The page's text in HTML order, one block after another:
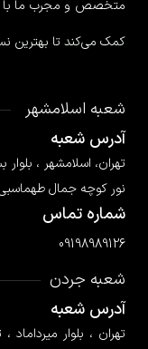
متخصص و مجرب ما با
کمک می‌کند تا بهترین
شعبه اسلامشهر
آدرس شعبه
تهران، اسلامشهر ،
نور کوچه جمال طهماسبی ، پلاک ۱
شماره تماس
09198989126
شعبه جردن
آدرس شعبه
تهران ، بلوار